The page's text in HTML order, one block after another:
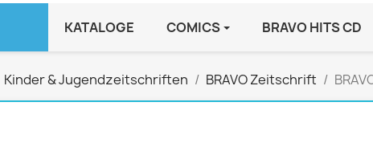
FRAUEN
Brigitte
AUTO & MOTOR
ADAC Motorwelt
KATALOGE COMICS BRAVO HITS CD
Kinder & Jugendzeitschriften BRAVO Zeitschrift